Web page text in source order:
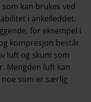
kan brukes ved
i ankelleddet.
for eksempel i
kompresjon består
luft og skum som
Mengden luft kan
som er særlig